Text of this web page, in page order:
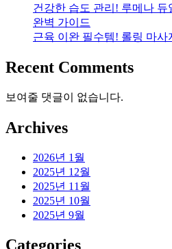
건강한 습도 관리! 루메나
완벽 가이드
근육 이완 필수템! 롤링 마사
Recent Comments
보여줄 댓글이 없습니다.
Archives
2026년 1월
2025년 12월
2025년 11월
2025년 10월
2025년 9월
Categories